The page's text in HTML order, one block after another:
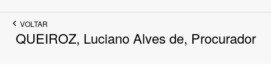
VOLTAR
QUEIROZ, Luciano Alves de, Procurador